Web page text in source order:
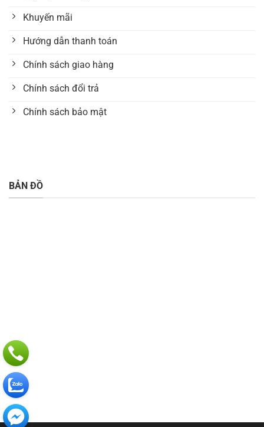
Khuyến mãi
Hướng dẫn thanh toán
Chính sách giao hàng
Chính sách đổi trả
Chính sách bảo mật
BẢN ĐỒ